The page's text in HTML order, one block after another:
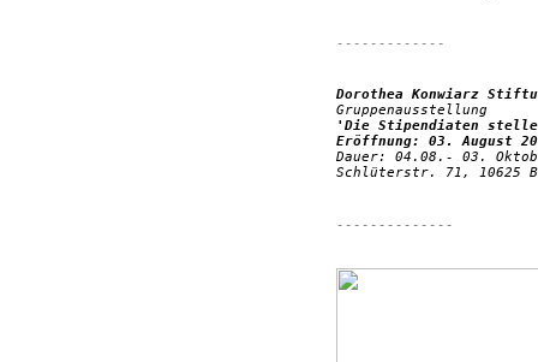
-------------
Dorothea Konwiarz
Gruppenausstellung
'Die Stipendiaten
Eröffnung: 03. August
Dauer: 04.08.- 03.
Schlüterstr. 71, 10625
--------------